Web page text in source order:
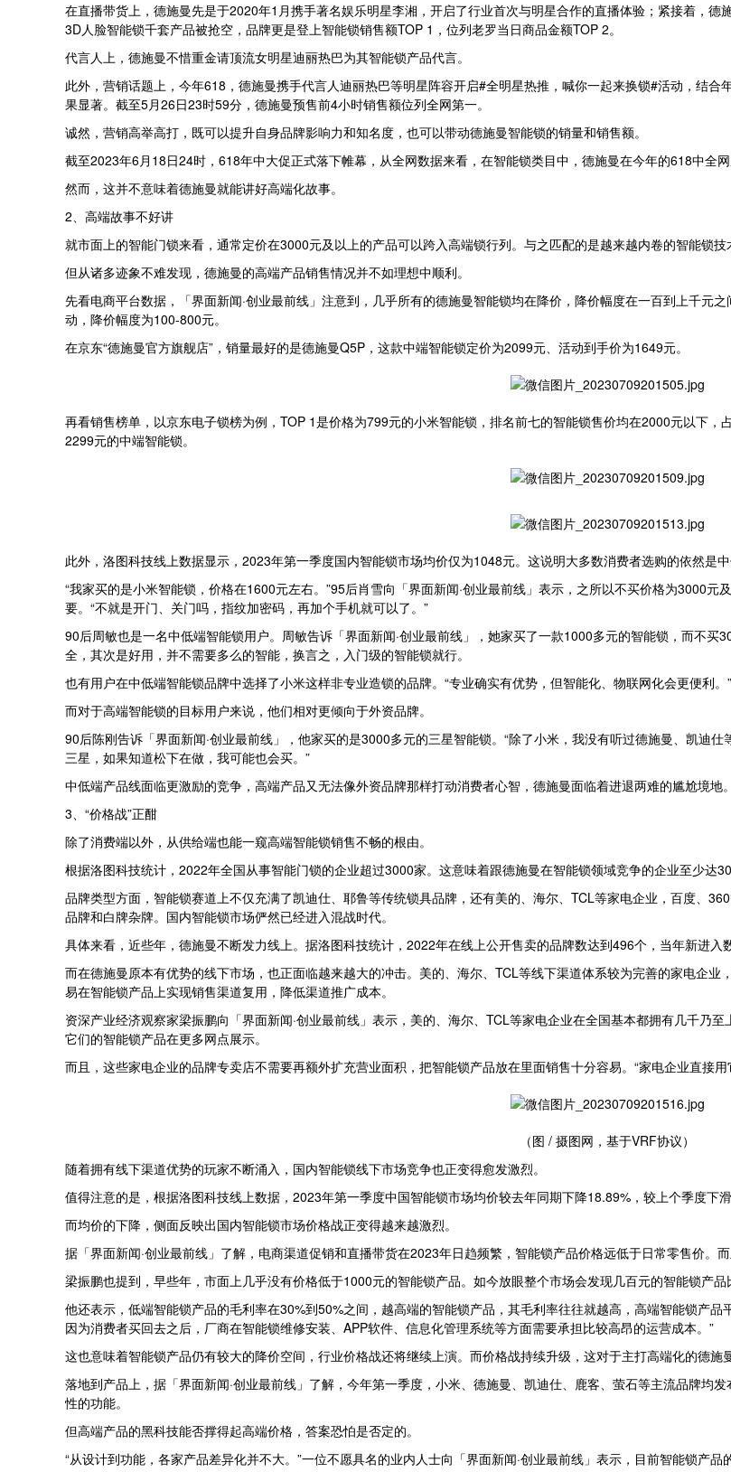
在直播带货上，德施曼先是于2020年1月携手著名娱乐明星李湘，开启了行业首次与明星合作的直播体验；紧接着，德
3D人脸智能锁千套产品被抢空，品牌更是登上智能锁销售额TOP 1，位列老罗当日商品金额TOP 2。
代言人上，德施曼不惜重金请顶流女明星迪丽热巴为其智能锁产品代言。
此外，营销话题上，今年618，德施曼携手代言人迪丽热巴等明星阵容开启#全明星热推，喊你一起来换锁#活动，结
果显著。截至5月26日23时59分，德施曼预售前4小时销售额位列全网第一。
诚然，营销高举高打，既可以提升自身品牌影响力和知名度，也可以带动德施曼智能锁的销量和销售额。
截至2023年6月18日24时，618年中大促正式落下帷幕，从全网数据来看，在智能锁类目中，德施曼在今年的618中全网
然而，这并不意味着德施曼就能讲好高端化故事。
2、高端故事不好讲
就市面上的智能门锁来看，通常定价在3000元及以上的产品可以跨入高端锁行列。与之匹配的是越来越内卷的智能锁技
但从诸多迹象不难发现，德施曼的高端产品销售情况并不如理想中顺利。
先看电商平台数据，「界面新闻·创业最前线」注意到，几乎所有的德施曼智能锁均在降价，降价幅度在一百到上千元
动，降价幅度为100-800元。
在京东“德施曼官方旗舰店”，销量最好的是德施曼Q5P，这款中端智能锁定价为2099元、活动到手价为1649元。
再看销售榜单，以京东电子锁榜为例，TOP 1是价格为799元的小米智能锁，排名前七的智能锁售价均在2000元以下
2299元的中端智能锁。
此外，洛图科技线上数据显示，2023年第一季度国内智能锁市场均价仅为1048元。这说明大多数消费者选购的依然是
“我家买的是小米智能锁，价格在1600元左右。”95后肖雪向「界面新闻·创业最前线」表示，之所以不买价格为3000
要。“不就是开门、关门吗，指纹加密码，再加个手机就可以了。”
90后周敏也是一名中低端智能锁用户。周敏告诉「界面新闻·创业最前线」，她家买了一款1000多元的智能锁，而不
全，其次是好用，并不需要多么的智能，换言之，入门级的智能锁就行。
也有用户在中低端智能锁品牌中选择了小米这样非专业造锁的品牌。“专业确实有优势，但智能化、物联网化会更便利。”
而对于高端智能锁的目标用户来说，他们相对更倾向于外资品牌。
90后陈刚告诉「界面新闻·创业最前线」，他家买的是3000多元的三星智能锁。“除了小米，我没有听过德施曼、凯迪
三星，如果知道松下在做，我可能也会买。”
中低端产品线面临更激励的竞争，高端产品又无法像外资品牌那样打动消费者心智，德施曼面临着进退两难的尴尬境地。
3、“价格战”正酣
除了消费端以外，从供给端也能一窥高端智能锁销售不畅的根由。
根据洛图科技统计，2022年全国从事智能门锁的企业超过3000家。这意味着跟德施曼在智能锁领域竞争的企业至少达
品牌类型方面，智能锁赛道上不仅充满了凯迪仕、耶鲁等传统锁具品牌，还有美的、海尔、TCL等家电企业，百度、
品牌和白牌杂牌。国内智能锁市场俨然已经进入混战时代。
具体来看，近些年，德施曼不断发力线上。据洛图科技统计，2022年在线上公开售卖的品牌数达到496个，当年新进入
而在德施曼原本有优势的线下市场，也正面临越来越大的冲击。美的、海尔、TCL等线下渠道体系较为完善的家电企
易在智能锁产品上实现销售渠道复用，降低渠道推广成本。
资深产业经济观察家梁振鹏向「界面新闻·创业最前线」表示，美的、海尔、TCL等家电企业在全国基本都拥有几千乃
它们的智能锁产品在更多网点展示。
而且，这些家电企业的品牌专卖店不需要再额外扩充营业面积，把智能锁产品放在里面销售十分容易。“家电企业直接
（图 / 摄图网，基于VRF协议）
随着拥有线下渠道优势的玩家不断涌入，国内智能锁线下市场竞争也正变得愈发激烈。
值得注意的是，根据洛图科技线上数据，2023年第一季度中国智能锁市场均价较去年同期下降18.89%，较上个季度下滑
而均价的下降，侧面反映出国内智能锁市场价格战正变得越来越激烈。
据「界面新闻·创业最前线」了解，电商渠道促销和直播带货在2023年日趋频繁，智能锁产品价格远低于日常零售价。
梁振鹏也提到，早些年，市面上几乎没有价格低于1000元的智能锁产品。如今放眼整个市场会发现几百元的智能锁产品
他还表示，低端智能锁产品的毛利率在30%到50%之间，越高端的智能锁产品，其毛利率往往就越高，高端智能锁产品
因为消费者买回去之后，厂商在智能锁维修安装、APP软件、信息化管理系统等方面需要承担比较高昂的运营成本。”
这也意味着智能锁产品仍有较大的降价空间，行业价格战还将继续上演。而价格战持续升级，这对于主打高端化的德施
落地到产品上，据「界面新闻·创业最前线」了解，今年第一季度，小米、德施曼、凯迪仕、鹿客、萤石等主流品牌均
性的功能。
但高端产品的黑科技能否撑得起高端价格，答案恐怕是否定的。
“从设计到功能，各家产品差异化并不大。”一位不愿具名的业内人士向「界面新闻·创业最前线」表示，目前智能锁产